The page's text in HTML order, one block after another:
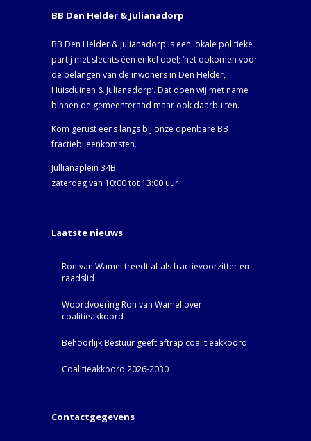
BB Den Helder & Julianadorp
BB Den Helder & Julianadorp is een lokale politieke
partij met slechts één enkel doel; ‘het opkomen voor
de belangen van de inwoners in Den Helder,
Huisduinen & Julianadorp‘. Dat doen wij met name
binnen de gemeenteraad maar ook daarbuiten.
Kom gerust eens langs bij onze openbare BB
fractiebijeenkomsten.
Jullianaplein 34B
zaterdag van 10:00 tot 13:00 uur
Laatste nieuws
Ron van Wamel treedt af als fractievoorzitter en
raadslid
Woordvoering Ron van Wamel over
coalitieakkoord
Behoorlijk Bestuur geeft aftrap coalitieakkoord
Coalitieakkoord 2026-2030
Contactgegevens